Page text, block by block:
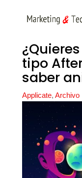
tipo
saber
Applicate, Archivo